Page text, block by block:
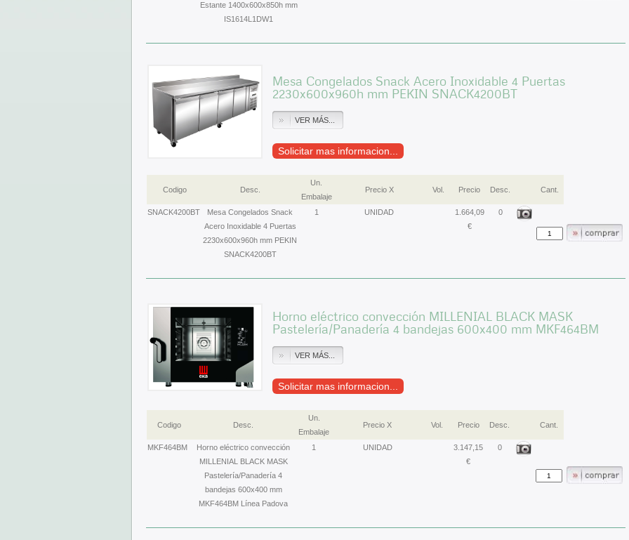
Estante 1400x600x850h mm
IS1614L1DW1
Mesa Congelados Snack Acero Inoxidable 4 Puertas
2230x600x960h mm PEKIN SNACK4200BT
VER MÁS...
Solicitar mas informacion...
Codigo Desc.
Un.
Embalaje
Precio X Vol. Precio Desc. Cant.
SNACK4200BT
Mesa Congelados Snack
Acero Inoxidable 4 Puertas
2230x600x960h mm PEKIN
SNACK4200BT
1 UNIDAD
1.664,09
€
0
Horno eléctrico convección MILLENIAL BLACK MASK
Pastelería/Panadería 4 bandejas 600x400 mm MKF464BM
VER MÁS...
Solicitar mas informacion...
Codigo Desc.
Un.
Embalaje
Precio X Vol. Precio Desc. Cant.
MKF464BM
Horno eléctrico convección
MILLENIAL BLACK MASK
Pastelería/Panadería 4
bandejas 600x400 mm
MKF464BM Línea Padova
1 UNIDAD
3.147,15
€
0